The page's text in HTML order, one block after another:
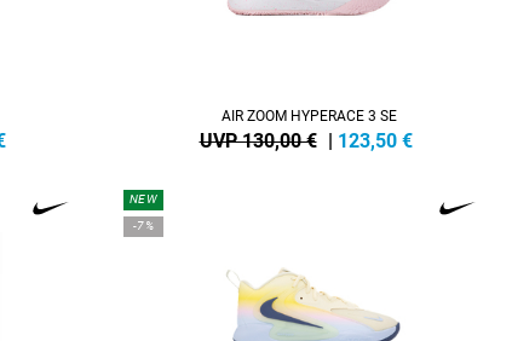
AIR ZOOM HYPERACE 3 SE
UVP 130,00 € | 123,50 €
NEW
-7%